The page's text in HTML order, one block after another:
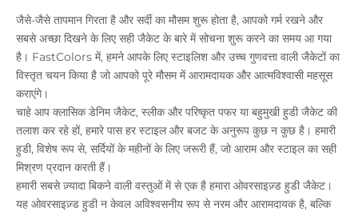
जैसे-जैसे तापमान गिरता है और सर्दी का मौसम शुरू होता है, आपको गर्म रखने और
सबसे अच्छा दिखने के लिए सही जैकेट के बारे में सोचना शुरू करने का समय आ गया
है। FastColors में, हमने आपके लिए स्टाइलिश और उच्च गुणवत्ता वाली जैकेटों का
विस्तृत चयन किया है जो आपको पूरे मौसम में आरामदायक और आत्मविश्वासी महसूस
कराएंगे।
चाहे आप क्लासिक डेनिम जैकेट, स्लीक और परिष्कृत पफर या बहुमुखी हुडी जैकेट की
तलाश कर रहे हों, हमारे पास हर स्टाइल और बजट के अनुरूप कुछ न कुछ है। हमारी
हुडी, विशेष रूप से, सर्दियों के महीनों के लिए जरूरी हैं, जो आराम और स्टाइल का सही
मिश्रण प्रदान करती हैं।
हमारी सबसे ज़्यादा बिकने वाली वस्तुओं में से एक है हमारा ओवरसाइज़्ड हुडी जैकेट।
यह ओवरसाइज़्ड हुडी न केवल अविश्वसनीय रूप से नरम और आरामदायक है, बल्कि